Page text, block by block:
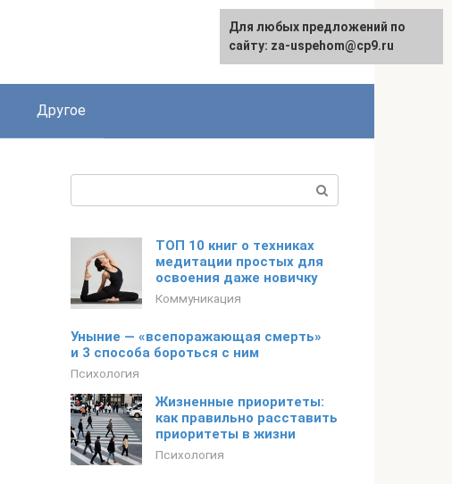
English
Другое
ТОП 10 книг о техниках
медитации простых для
освоения даже новичку
Коммуникация
Уныние — «всепоражающая смерть»
и 3 способа бороться с ним
Психология
Жизненные приоритеты:
как правильно расставить
приоритеты в жизни
Психология
Для любых предложений по
сайту: za-uspehom@cp9.ru